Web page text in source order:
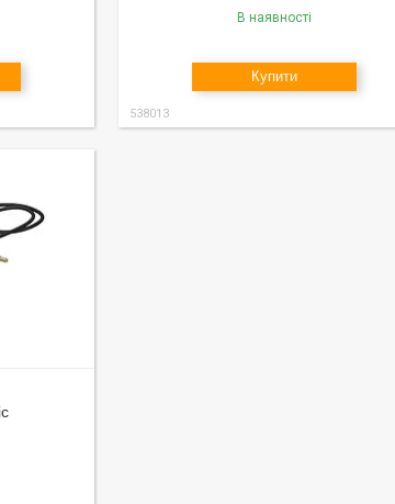
В наявності
Купити
538013